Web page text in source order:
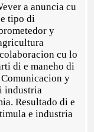
a anuncia cu
tipo di
y
cu lo
di e maneho di
y
industria
Resultado di e
e industria